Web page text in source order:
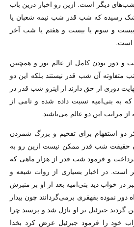
دیگر است. ازین رو اخبار درین باب
شک رسیده که شب قدر شب نیمه شعبان یا
بیست و سوم یا بیست و هفتم یا شب آخر
است.
و دور بودن کامل از عالم نور و همچنین
متفاوته آن شب قدر نیستند بلکه این دو
دوری از حق دارند از اینرو شب قدر در
که به بنی‌امیه نسبت داده شده و نامی از
مراتب این دو عالم می‌باشند.
دو استفهام برای تفخیم و بزرگ شمردن
شب قدر ممکن نیست ازین رو به
و فرمود شب قدر از هزار ماهی که
است. در اخبار بسیاری از روات شیعه و
در خواب دید بنی‌امیه بعد از او بر منبرش
دور نموده بقهقری برمی‌گردانند چون بیدار
گردید جبرئیل بر او نازل شد و پرسید چرا
خود را فرمود جبرئیل عرض کرد بخدا